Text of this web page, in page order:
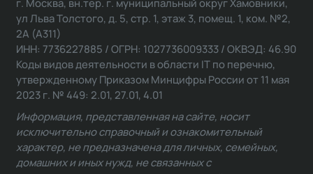
г. Москва, вн.тер. г. муниципальный округ Хамовники,
ул Льва Толстого, д. 5, стр. 1, этаж 3, помещ. 1, ком. №2,
2А (А311)
ИНН: 7736227885 / ОГРН: 1027736009333 / ОКВЭД: 46.90
Коды видов деятельности в области IT по перечню,
утвержденному Приказом Минцифры России от 11 мая
2023 г. № 449: 2.01, 27.01, 4.01
Информация, представленная на сайте, носит
исключительно справочный и ознакомительный
характер, не предназначена для личных, семейных,
домашних и иных нужд, не связанных с